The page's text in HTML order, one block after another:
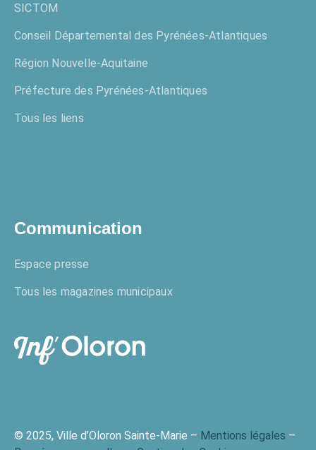
SICTOM
Conseil Départemental des Pyrénées-Atlantiques
Région Nouvelle-Aquitaine
Préfecture des Pyrénées-Atlantiques
Tous les liens
Communication
Espace presse
Tous les magazines municipaux
© 2025, Ville d’Oloron Sainte-Marie – Mentions légales –